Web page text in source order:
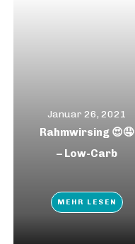
Januar 26, 2021
Rahmwirsing 😍🤤
– Low-Carb
MEHR LESEN